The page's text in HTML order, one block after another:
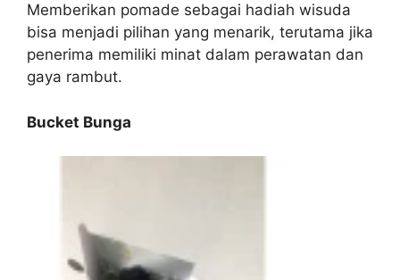
Memberikan pomade sebagai hadiah wisuda
bisa menjadi pilihan yang menarik, terutama jika
penerima memiliki minat dalam perawatan dan
gaya rambut.
Bucket Bunga